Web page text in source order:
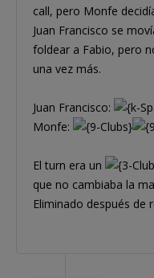
call, pero Monfe
Juan Francisco se
foldear a Fabio, pero
una vez más.
Juan Francisco:
Monfe:
El turn era un
que no cambiaba la
Eliminado después de